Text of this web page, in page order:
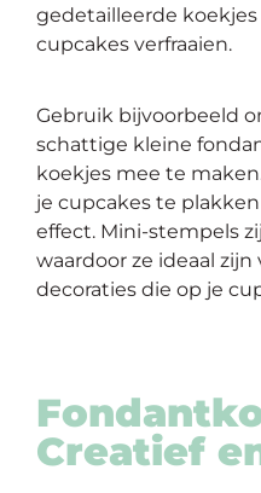
gedetailleerde
cupcakes verfraaien.
Gebruik bijvoorbeeld
schattige kleine
koekjes mee te
je cupcakes te
effect. Mini-stempels
waardoor ze ideaal
decoraties die op je
Creatief